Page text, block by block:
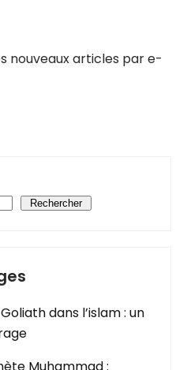
nouveaux articles par e-
Rechercher
dans l’islam : un